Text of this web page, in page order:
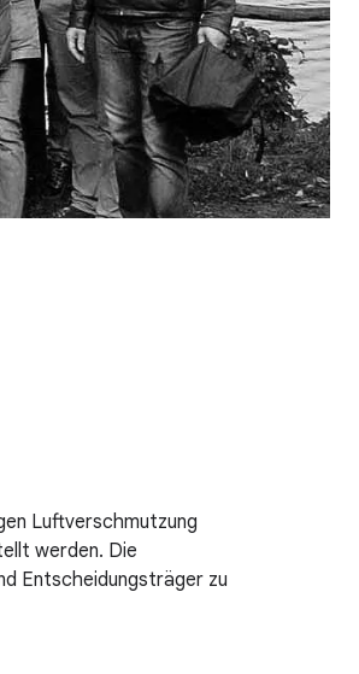
Luftverschmutzung
werden. Die
Entscheidungsträger zu